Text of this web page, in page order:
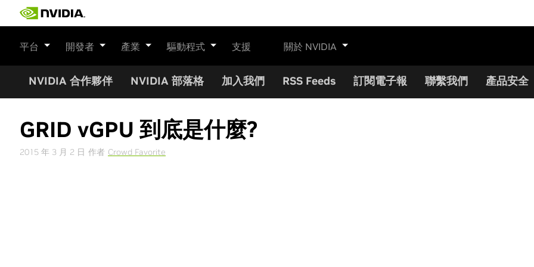
平台 開發者 產業 驅動程式 支援 關於 NVIDIA
NVIDIA 合作夥伴 NVIDIA 部落格 加入我們 RSS Feeds 訂閱電子報 聯繫我們 產品安全
GRID vGPU 到底是什麼?
2015 年 3 月 2 日 作者 Crowd Favorite